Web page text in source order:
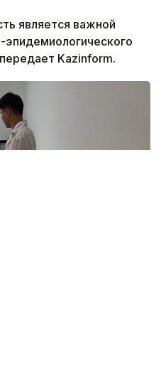
является важной
Kazinform.